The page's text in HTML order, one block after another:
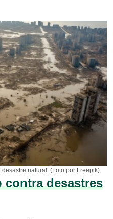
natural. (Foto por Freepik)
contra desastres